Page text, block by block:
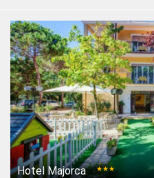
Hotel Majorca ★★★